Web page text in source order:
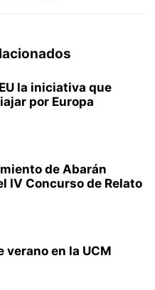
la iniciativa que
por Europa
de Abarán
IV Concurso de Relato
verano en la UCM